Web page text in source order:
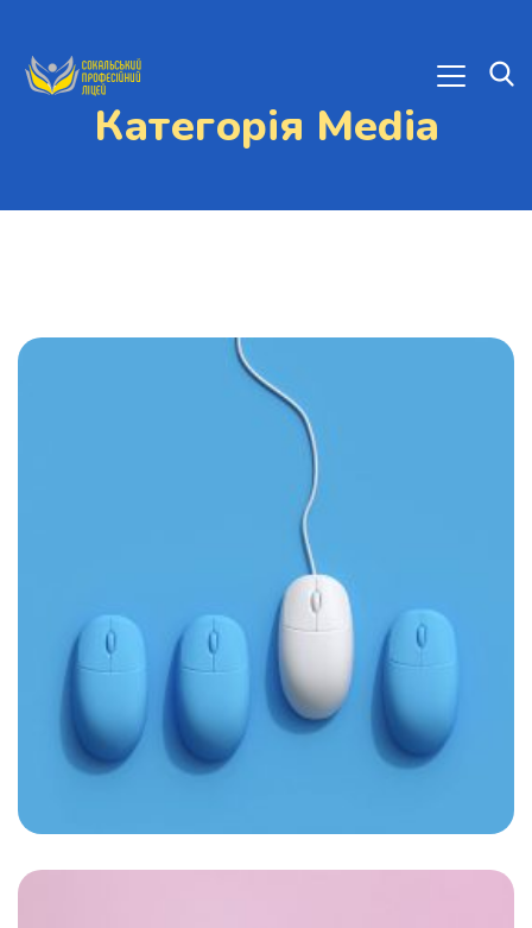
Категорія Media